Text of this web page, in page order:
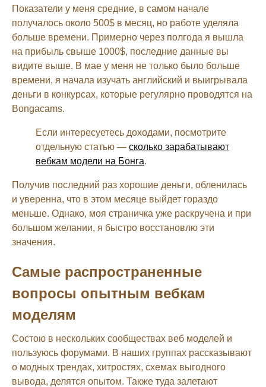
Показатели у меня средние, в самом начале
получалось около 500$ в месяц, но работе уделяла
больше времени. Примерно через полгода я вышла
на прибыль свыше 1000$, последние данные вы
видите выше. В мае у меня не только было больше
времени, я начала изучать английский и выигрывала
деньги в конкурсах, которые регулярно проводятся на
Bongacams.
Если интересуетесь доходами, посмотрите
отдельную статью — сколько зарабатывают
вебкам модели на Бонга.
Получив последний раз хорошие деньги, обленилась
и уверенна, что в этом месяце выйдет гораздо
меньше. Однако, моя страничка уже раскручена и при
большом желании, я быстро восстановлю эти
значения.
Самые распространенные
вопросы опытным вебкам
моделям
Состою в нескольких сообществах веб моделей и
пользуюсь форумами. В наших группах рассказывают
о модных трендах, хитростях, схемах выгодного
вывода, делятся опытом. Также туда залетают